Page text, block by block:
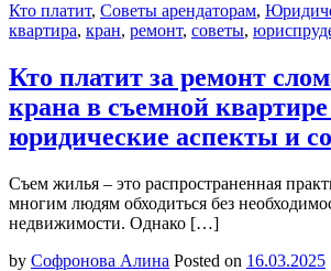
Кто платит, Советы арендаторам,
квартира, кран, ремонт, советы,
Кто платит за ремонт
крана в съемной
юридические аспекты и
Съем жилья – это распространенная
многим людям обходиться без
недвижимости. Однако […]
by Софронова Алина Posted on 16.03.2025